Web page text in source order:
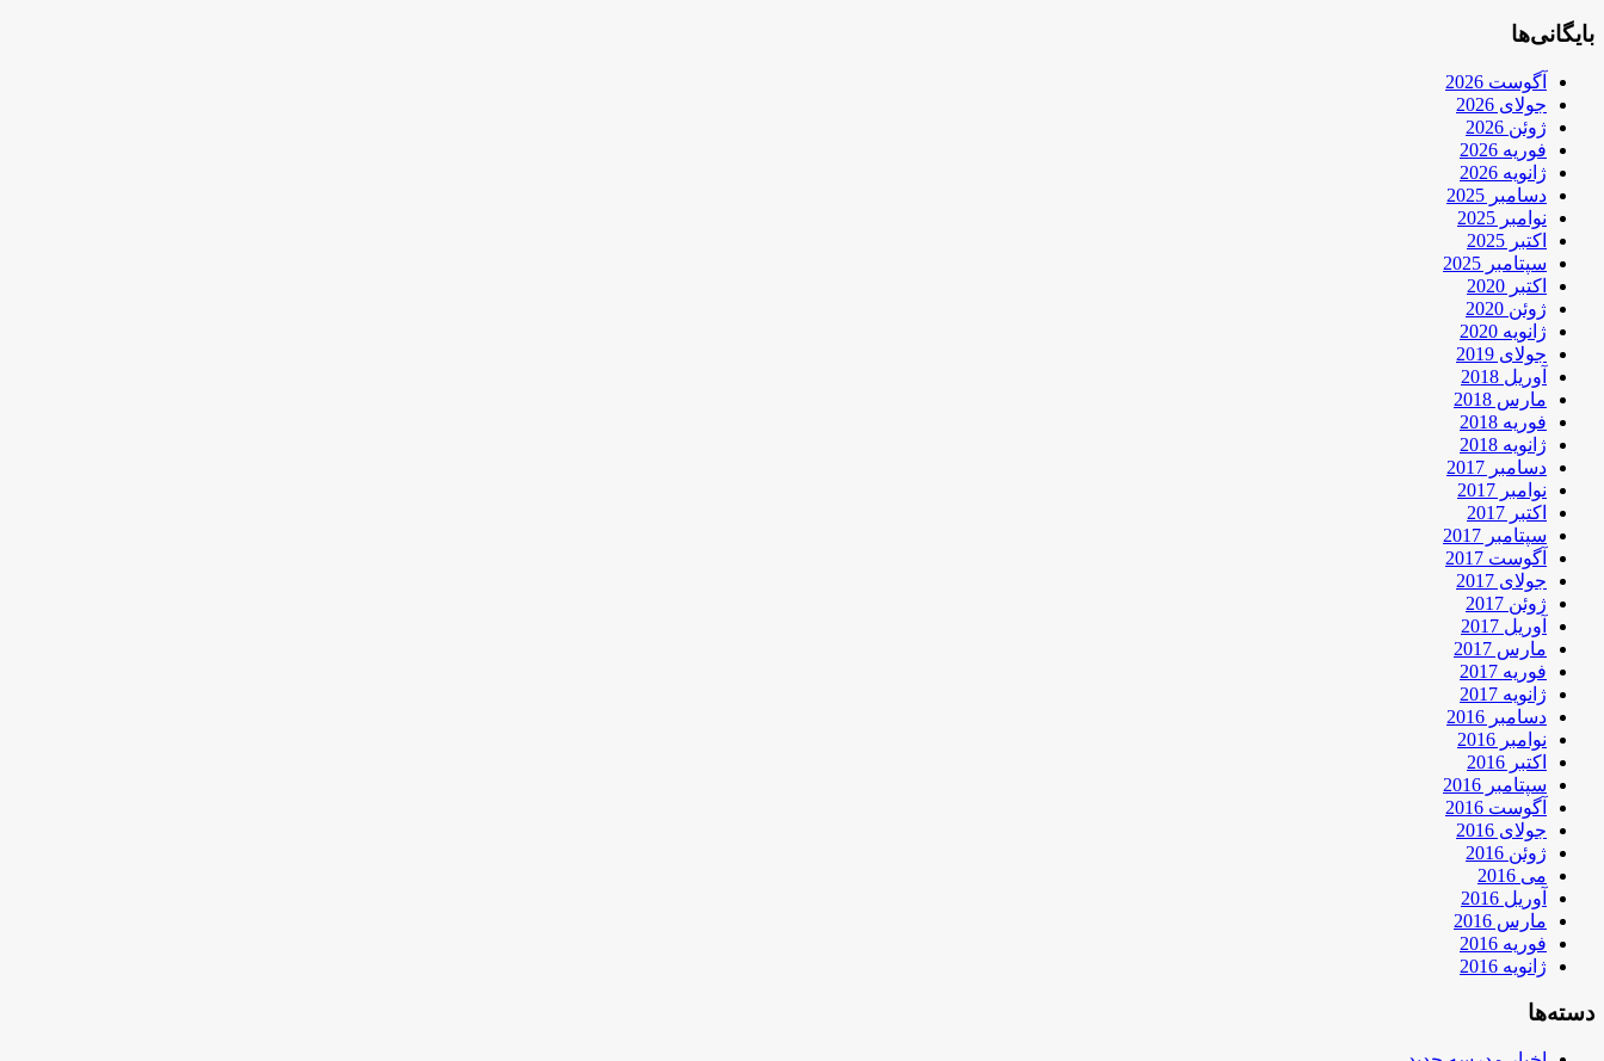
بایگانی‌ها
آگوست 2026
جولای 2026
ژوئن 2026
فوریه 2026
ژانویه 2026
دسامبر 2025
نوامبر 2025
اکتبر 2025
سپتامبر 2025
اکتبر 2020
ژوئن 2020
ژانویه 2020
جولای 2019
آوریل 2018
مارس 2018
فوریه 2018
ژانویه 2018
دسامبر 2017
نوامبر 2017
اکتبر 2017
سپتامبر 2017
آگوست 2017
جولای 2017
ژوئن 2017
آوریل 2017
مارس 2017
فوریه 2017
ژانویه 2017
دسامبر 2016
نوامبر 2016
اکتبر 2016
سپتامبر 2016
آگوست 2016
جولای 2016
ژوئن 2016
می 2016
آوریل 2016
مارس 2016
فوریه 2016
ژانویه 2016
دسته‌ها